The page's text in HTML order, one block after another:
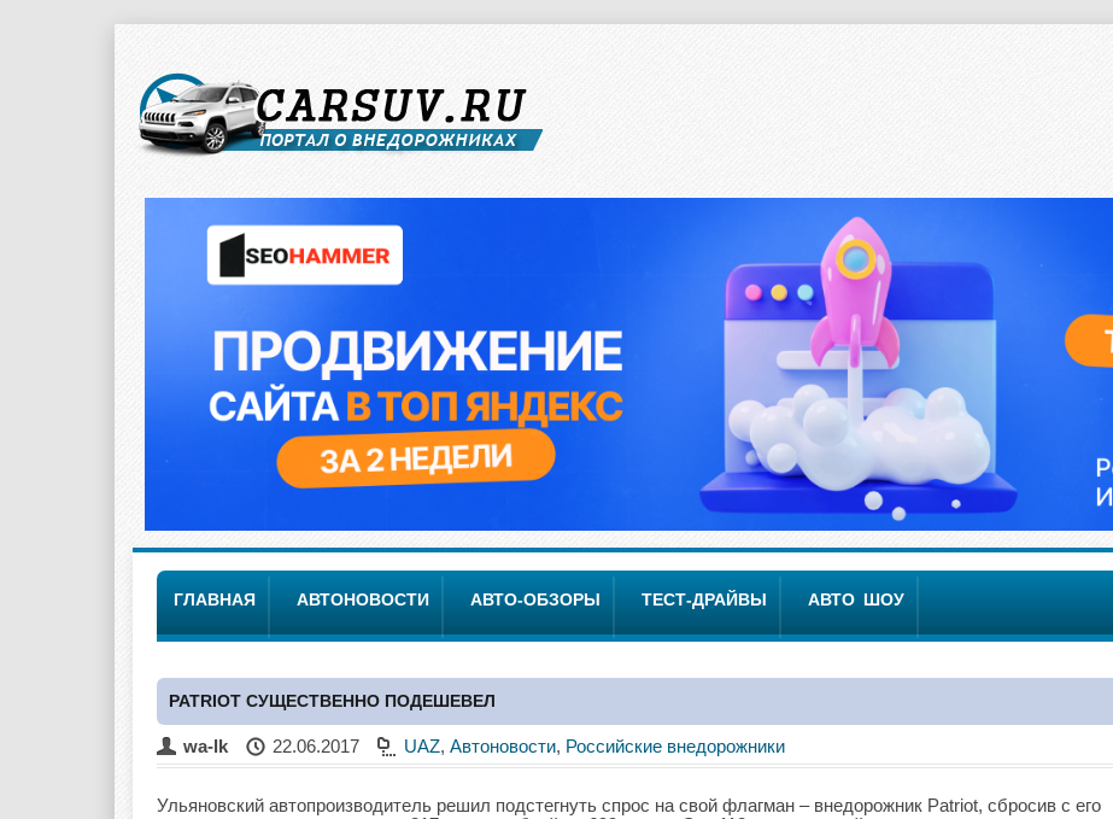
ГЛАВНАЯ АВТОНОВОСТИ АВТО-ОБЗОРЫ ТЕСТ-ДРАЙВЫ АВТО ШОУ
PATRIOT СУЩЕСТВЕННО ПОДЕШЕВЕЛ
wa-lk 22.06.2017 UAZ, Автоновости, Российские внедорожники
Ульяновский автопроизводитель решил подстегнуть спрос на свой флагман – внедорожник Patriot, сбросив с его